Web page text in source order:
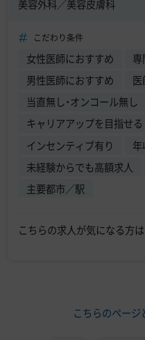
美容外科／美容皮膚科
こだわり条件
女性医師におすすめ
男性医師におすすめ
当直無し・オンコール無し
キャリアアップを目指せる
インセンティブ有り
未経験からでも高額求人
主要都市／駅
こちらの求人が気になる方
こちらのペー